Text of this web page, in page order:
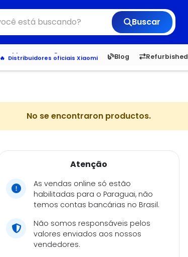
Buscar
Distribuidores oficiais Xiaomi
Blog Refurbished
6,050 5.20 1,900
No se encontraron productos.
Atenção
As vendas online só estão
habilitadas para o Paraguai, não
temos contas bancárias no Brasil.
Não somos responsáveis pelos
valores enviados aos nossos
vendedores.